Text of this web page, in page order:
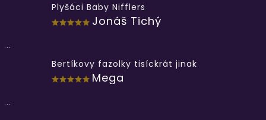
Plyšáci Baby Nifflers
Jonáš Tichý
...
Bertíkovy fazolky tisíckrát jinak
Mega
...